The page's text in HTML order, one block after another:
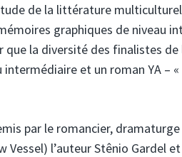
de la littérature
graphiques de niveau
la diversité des finalistes de
et un roman YA –
par le romancier,
Vessel) l’auteur Stênio Gardel